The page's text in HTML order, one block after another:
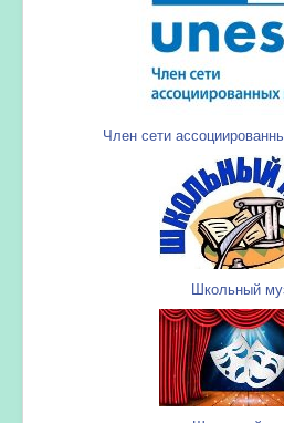
Член сети
Школьный